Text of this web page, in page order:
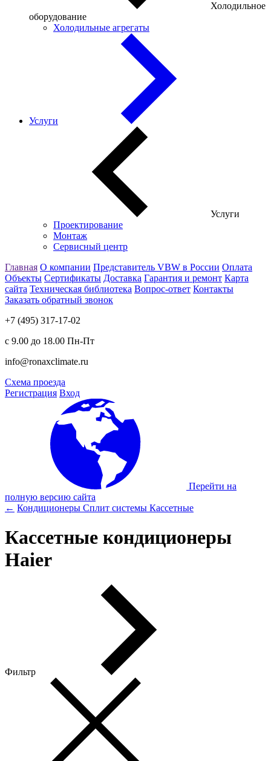
Холодильное
оборудование
Холодильные агрегаты
Услуги
Услуги
Проектирование
Монтаж
Сервисный центр
Главная О компании Представитель VBW в России Оплата
Объекты Сертификаты Доставка Гарантия и ремонт Карта
сайта Техническая библиотека Вопрос-ответ Контакты
Заказать обратный звонок
+7 (495) 317-17-02
с 9.00 до 18.00 Пн-Пт
info@ronaxclimate.ru
Схема проезда
Регистрация Вход
Перейти на
полную версию сайта
← Кондиционеры Сплит системы Кассетные
Кассетные кондиционеры
Haier
Фильтр